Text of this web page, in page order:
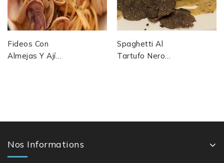
Fideos Con
Almejas Y Ají
Spaghetti Al
Tartufo Nero
Nos Informations